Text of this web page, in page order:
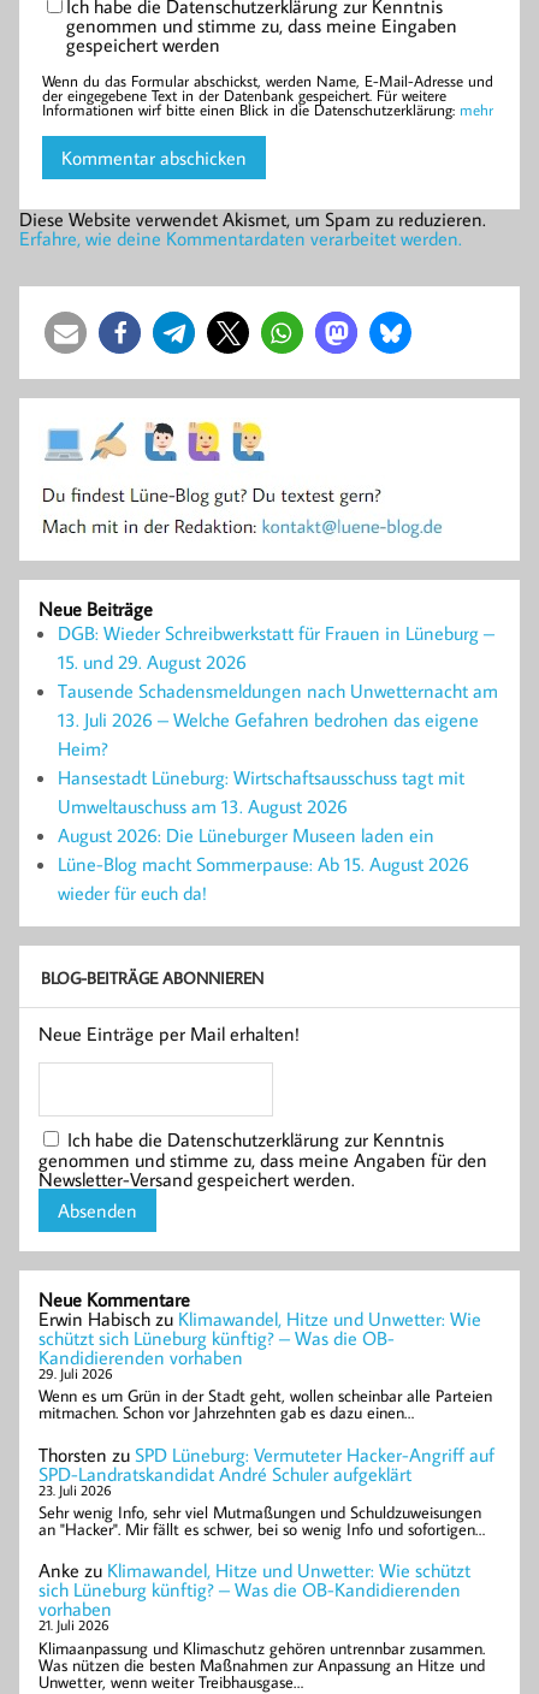
Ich habe die Datenschutzerklärung zur Kenntnis
genommen und stimme zu, dass meine Eingaben
gespeichert werden
Wenn du das Formular abschickst, werden Name, E-Mail-Adresse und
der eingegebene Text in der Datenbank gespeichert. Für weitere
Informationen wirf bitte einen Blick in die Datenschutzerklärung: mehr
Diese Website verwendet Akismet, um Spam zu reduzieren.
Erfahre, wie deine Kommentardaten verarbeitet werden.
Neue Beiträge
DGB: Wieder Schreibwerkstatt für Frauen in Lüneburg –
15. und 29. August 2026
Tausende Schadensmeldungen nach Unwetternacht am
13. Juli 2026 – Welche Gefahren bedrohen das eigene
Heim?
Hansestadt Lüneburg: Wirtschaftsausschuss tagt mit
Umweltauschuss am 13. August 2026
August 2026: Die Lüneburger Museen laden ein
Lüne-Blog macht Sommerpause: Ab 15. August 2026
wieder für euch da!
BLOG-BEITRÄGE ABONNIEREN
Neue Einträge per Mail erhalten!
Ich habe die Datenschutzerklärung zur Kenntnis
genommen und stimme zu, dass meine Angaben für den
Newsletter-Versand gespeichert werden.
Neue Kommentare
Erwin Habisch zu Klimawandel, Hitze und Unwetter: Wie
schützt sich Lüneburg künftig? – Was die OB-
Kandidierenden vorhaben
29. Juli 2026
Wenn es um Grün in der Stadt geht, wollen scheinbar alle Parteien
mitmachen. Schon vor Jahrzehnten gab es dazu einen…
Thorsten zu SPD Lüneburg: Vermuteter Hacker-Angriff auf
SPD-Landratskandidat André Schuler aufgeklärt
23. Juli 2026
Sehr wenig Info, sehr viel Mutmaßungen und Schuldzuweisungen
an "Hacker". Mir fällt es schwer, bei so wenig Info und sofortigen…
Anke zu Klimawandel, Hitze und Unwetter: Wie schützt
sich Lüneburg künftig? – Was die OB-Kandidierenden
vorhaben
21. Juli 2026
Klimaanpassung und Klimaschutz gehören untrennbar zusammen.
Was nützen die besten Maßnahmen zur Anpassung an Hitze und
Unwetter, wenn weiter Treibhausgase…